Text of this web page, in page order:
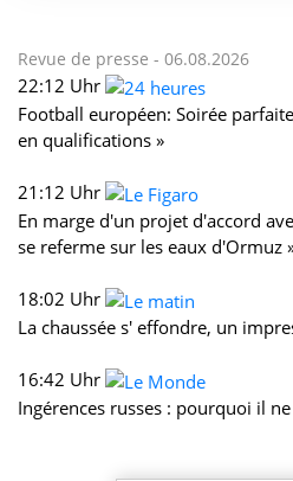
Revue de presse - 06.08.2026
22:12 Uhr
Football européen: Soirée
en qualifications »
21:12 Uhr
En marge d'un projet d'accord
se referme sur les eaux d'Ormuz
18:02 Uhr
La chaussée s' effondre, un
16:42 Uhr
Ingérences russes : pourquoi il